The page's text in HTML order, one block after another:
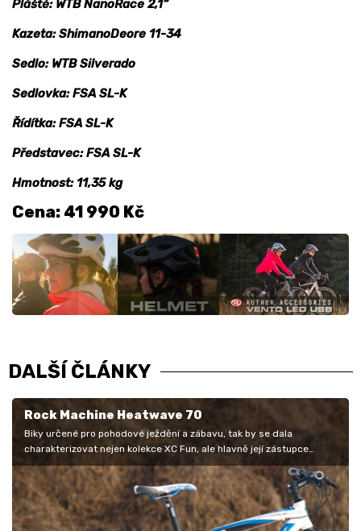
Pláště: WTB NanoRace 2,1“
Kazeta: ShimanoDeore 11-34
Sedlo: WTB Silverado
Sedlovka: FSA SL-K
Řídítka: FSA SL-K
Představec: FSA SL-K
Hmotnost: 11,35 kg
Cena: 41 990 Kč
DALŠÍ ČLÁNKY
Rock Machine Heatwave 70
Biky určené pro pohodové ježdění a zábavu, tak by se dala
charakterizovat nejen kolekce XC Fun, ale hlavně její zástupce
Heatwave z nižších…